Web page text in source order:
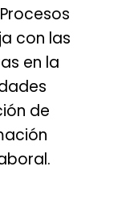
con las
en la
de